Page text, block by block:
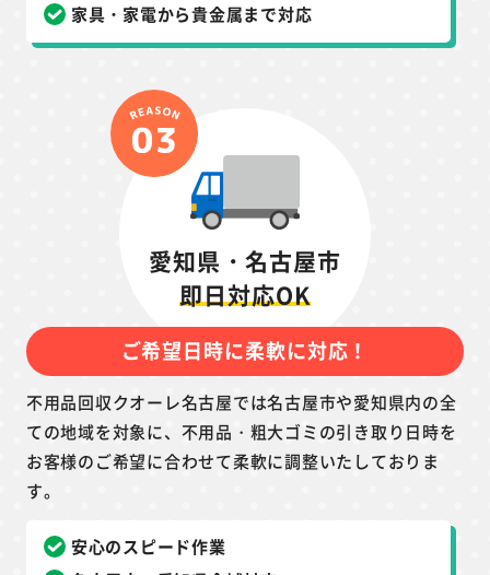
家具・家電から貴金属まで対応
愛知県・名古屋市
即日対応OK
ご希望日時に柔軟に対応！
不用品回収クオーレ名古屋では名古屋市や愛知県内の全
ての地域を対象に、不用品・粗大ゴミの引き取り日時を
お客様のご希望に合わせて柔軟に調整いたしておりま
す。
安心のスピード作業